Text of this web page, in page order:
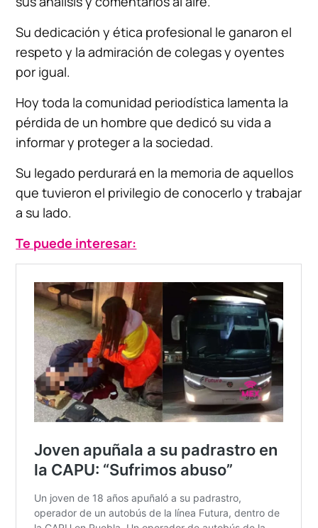
Su dedicación y ética profesional le ganaron el
respeto y la admiración de colegas y oyentes
por igual.
Hoy toda la comunidad periodística lamenta la
pérdida de un hombre que dedicó su vida a
informar y proteger a la sociedad.
Su legado perdurará en la memoria de aquellos
que tuvieron el privilegio de conocerlo y trabajar
a su lado.
Te puede interesar: